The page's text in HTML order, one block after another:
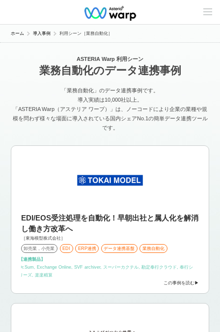
C
n
e
ホーム 導入事例 利用シーン［業務自動化］
ASTERIA Warp 利用シーン
業務自動化のデータ連携事例
「業務自動化」のデータ連携事例です。
導入実績は10,000社以上。
「ASTERIA Warp（アステリア ワープ）」は、ノーコードにより企業の業種や規
模を問わず様々な場面に導入されている国内シェアNo.1の簡単データ連携ツール
です。
EDI/EOS受注処理を自動化！早朝出社と属人化を解消
し働き方改革へ
［東海模型株式会社］
卸売業，小売業 EDI ERP連携 データ連携基盤 業務自動化
【連携製品】
Dr.Sum, Exchange Online, SVF archiver, スーパーカクテル, 勘定奉行クラウド, 奉行シ
リーズ, 楽楽精算
この事例を読む